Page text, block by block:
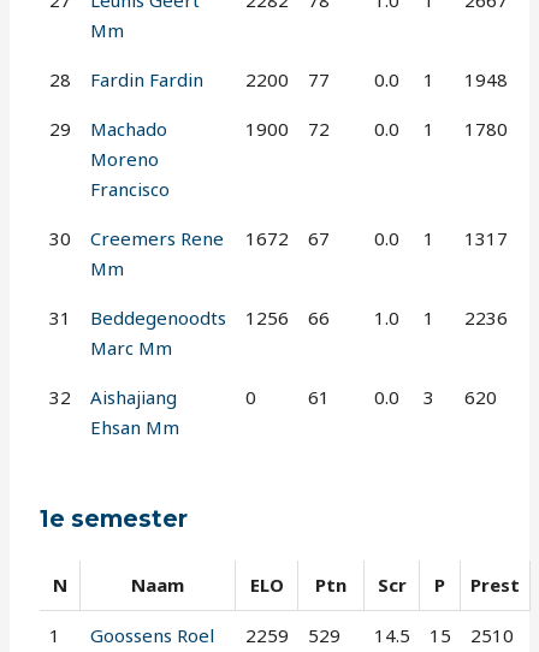
Mm
28 Fardin Fardin 2200 77 0.0 1 1948
29
Machado
Moreno
Francisco
1900 72 0.0 1 1780
30
Creemers Rene
Mm
1672 67 0.0 1 1317
31
Beddegenoodts
Marc Mm
1256 66 1.0 1 2236
32
Aishajiang
Ehsan Mm
0 61 0.0 3 620
1e semester
N Naam ELO Ptn Scr P Prest
1
Goossens Roel
2259 529 14.5 15 2510